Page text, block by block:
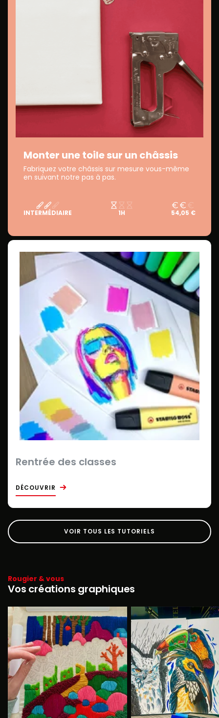
Monter une toile sur un châssis
Fabriquez votre châssis sur mesure vous-même
en suivant notre pas à pas.
INTERMÉDIAIRE 1H 54,05 €
Rentrée des classes
DÉCOUVRIR
VOIR TOUS LES TUTORIELS
Rougier & vous
Vos créations graphiques